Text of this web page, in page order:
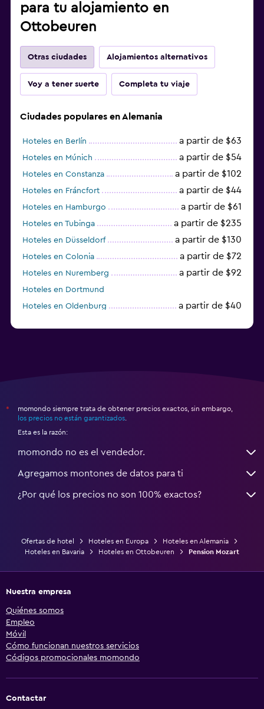
para tu alojamiento en
Ottobeuren
Otras ciudades Alojamientos alternativos
Voy a tener suerte Completa tu viaje
Ciudades populares en Alemania
Hoteles en Berlín a partir de $63
Hoteles en Múnich a partir de $54
Hoteles en Constanza a partir de $102
Hoteles en Fráncfort a partir de $44
Hoteles en Hamburgo a partir de $61
Hoteles en Tubinga a partir de $235
Hoteles en Düsseldorf a partir de $130
Hoteles en Colonia a partir de $72
Hoteles en Nuremberg a partir de $92
Hoteles en Dortmund
Hoteles en Oldenburg
a partir de $40
*
momondo siempre trata de obtener precios exactos, sin embargo,
los precios no están garantizados
Esta es la razón:
momondo no es el vendedor.
Agregamos montones de datos para ti
¿Por qué los precios no son 100% exactos?
Ofertas de hotel Hoteles en Europa
Hoteles en Alemania
Hoteles en Bavaria
Hoteles en Ottobeuren Pension Mozart
Nuestra empresa
Quiénes somos
Empleo
Móvil
Cómo funcionan nuestros servicios
Códigos promocionales momondo
Contactar